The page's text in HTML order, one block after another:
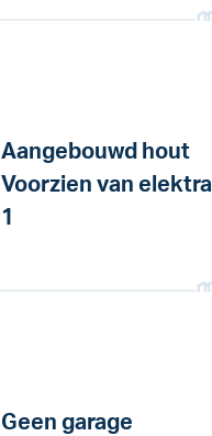
Aangebouwd hout
Voorzien van elektra
1
Geen garage